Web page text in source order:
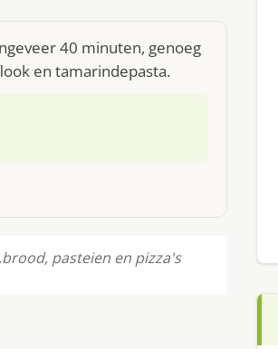
40 minuten, genoeg
en tamarindepasta.
pasteien en pizza's